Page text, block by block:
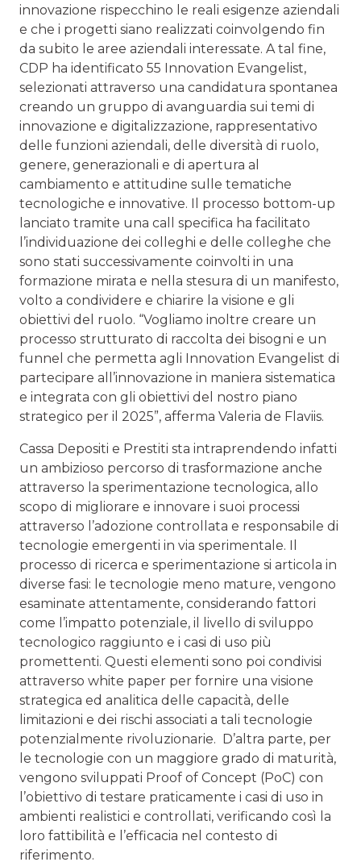
innovazione rispecchino le reali esigenze aziendali
e che i progetti siano realizzati coinvolgendo fin
da subito le aree aziendali interessate. A tal fine,
CDP ha identificato 55 Innovation Evangelist,
selezionati attraverso una candidatura spontanea
creando un gruppo di avanguardia sui temi di
innovazione e digitalizzazione, rappresentativo
delle funzioni aziendali, delle diversità di ruolo,
genere, generazionali e di apertura al
cambiamento e attitudine sulle tematiche
tecnologiche e innovative. Il processo bottom-up
lanciato tramite una call specifica ha facilitato
l’individuazione dei colleghi e delle colleghe che
sono stati successivamente coinvolti in una
formazione mirata e nella stesura di un manifesto,
volto a condividere e chiarire la visione e gli
obiettivi del ruolo. “Vogliamo inoltre creare un
processo strutturato di raccolta dei bisogni e un
funnel che permetta agli Innovation Evangelist di
partecipare all’innovazione in maniera sistematica
e integrata con gli obiettivi del nostro piano
strategico per il 2025”, afferma Valeria de Flaviis.
Cassa Depositi e Prestiti sta intraprendendo infatti
un ambizioso percorso di trasformazione anche
attraverso la sperimentazione tecnologica, allo
scopo di migliorare e innovare i suoi processi
attraverso l’adozione controllata e responsabile di
tecnologie emergenti in via sperimentale. Il
processo di ricerca e sperimentazione si articola in
diverse fasi: le tecnologie meno mature, vengono
esaminate attentamente, considerando fattori
come l’impatto potenziale, il livello di sviluppo
tecnologico raggiunto e i casi di uso più
promettenti. Questi elementi sono poi condivisi
attraverso white paper per fornire una visione
strategica ed analitica delle capacità, delle
limitazioni e dei rischi associati a tali tecnologie
potenzialmente rivoluzionarie. D’altra parte, per
le tecnologie con un maggiore grado di maturità,
vengono sviluppati Proof of Concept (PoC) con
l’obiettivo di testare praticamente i casi di uso in
ambienti realistici e controllati, verificando così la
loro fattibilità e l’efficacia nel contesto di
riferimento.